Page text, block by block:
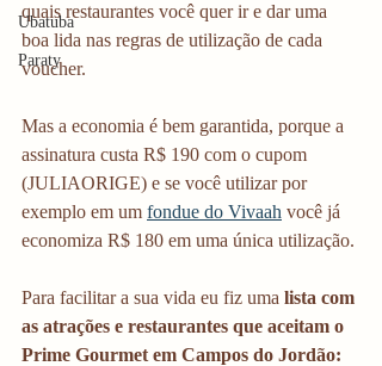
Ubatuba
Paraty
quais restaurantes você quer ir e dar uma
boa lida nas regras de utilização de cada
voucher.
Mas a economia é bem garantida, porque a
assinatura custa R$ 190 com o cupom
(JULIAORIGE) e se você utilizar por
exemplo em um fondue do Vivaah você já
economiza R$ 180 em uma única utilização.
Para facilitar a sua vida eu fiz uma lista com
as atrações e restaurantes que aceitam o
Prime Gourmet em Campos do Jordão: